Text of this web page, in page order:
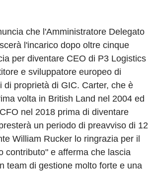
che l'Amministratore Delegato
l'incarico dopo oltre cinque
per diventare CEO di P3 Logistics
e sviluppatore europeo di
di proprietà di GIC. Carter, che è
volta in British Land nel 2004 ed
nel 2018 prima di diventare
un periodo di preavviso di 12
William Rucker lo ringrazia per il
contributo" e afferma che lascia
team di gestione molto forte e una